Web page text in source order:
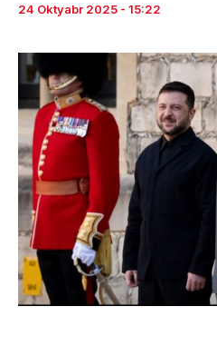
24 Oktyabr 2025 - 15:22